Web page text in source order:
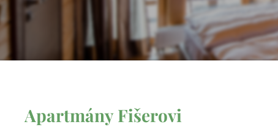
Apartmány Fišerovi